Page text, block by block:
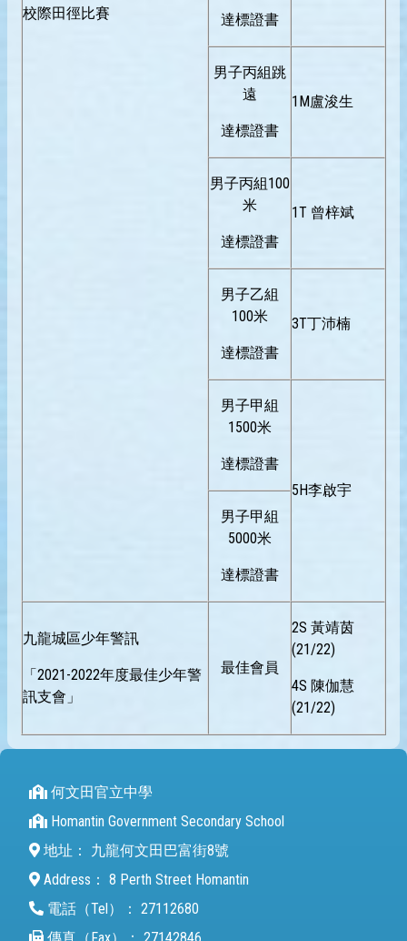
校際田徑比賽 達標證書
男子丙組跳
遠
達標證書
1M盧浚生
男子丙組100
米
達標證書
1T 曾梓斌
男子乙組
100米
達標證書
3T丁沛楠
男子甲組
1500米
達標證書
5H李啟宇
男子甲組
5000米
達標證書
九龍城區少年警訊
「2021-2022年度最佳少年警
訊支會」
最佳會員
2S 黃靖茵
(21/22)
4S 陳伽慧
(21/22)
何文田官立中學
Homantin Government Secondary School
地址：
九龍何文田巴富街8號
Address： 8 Perth Street Homantin
電話（Tel）： 27112680